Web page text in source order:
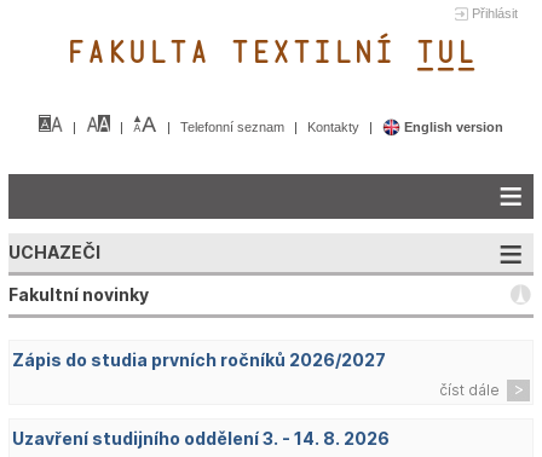
Přihlásit
FAKULTA TEXTILNÍ TUL&
Telefonní seznam Kontakty English version
UCHAZEČI
Fakultní novinky
Zápis do studia prvních ročníků 2026/2027
číst dále
Uzavření studijního oddělení 3. - 14. 8. 2026